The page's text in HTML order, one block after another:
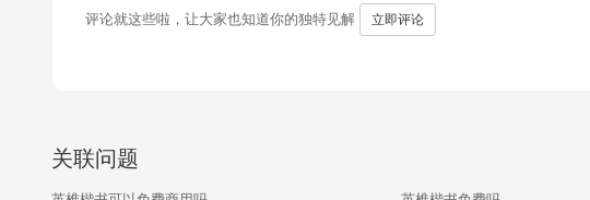
评论就这些啦，让大家也知道你的独特见解 立即评论
关联问题